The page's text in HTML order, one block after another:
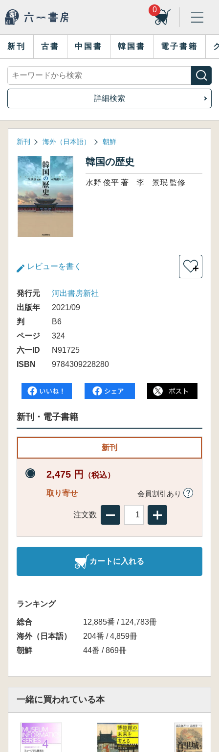
0
新刊 古書 中国書 韓国書 電子書籍
詳細検索
新刊 海外（日本語） 朝鮮
韓国の歴史
水野 俊平 著 李 景珉 監修
レビューを書く ＋
発行元
河出書房新社
出版年
2021/09
判
B6
ページ
324
六一ID
N91725
ISBN
9784309228280
新刊・電子書籍
新刊
2,475 円 （税込）
取り寄せ 会員割引あり
注文数
カートに入れる
ランキング
総合
12,885番 / 124,783冊
海外（日本語）
204番 / 4,859冊
朝鮮
44番 / 869冊
一緒に買われている本